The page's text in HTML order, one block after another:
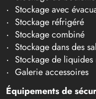
Stockage avec
Stockage réfrigéré
Stockage combiné
Stockage dans des
Stockage de
Galerie accessoires
Équipements de